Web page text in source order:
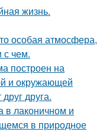
жизнь.
особая атмосфера,
с чем.
построен на
и окружающей
друга.
в лаконичном и
в природное